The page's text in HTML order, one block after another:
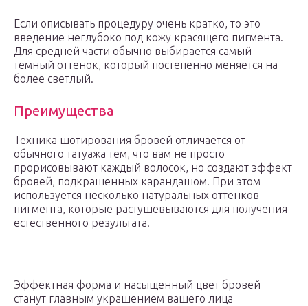
Если описывать процедуру очень кратко, то это
введение неглубоко под кожу красящего пигмента.
Для средней части обычно выбирается самый
темный оттенок, который постепенно меняется на
более светлый.
Преимущества
Техника шотирования бровей отличается от
обычного татуажа тем, что вам не просто
прорисовывают каждый волосок, но создают эффект
бровей, подкрашенных карандашом. При этом
используется несколько натуральных оттенков
пигмента, которые растушевываются для получения
естественного результата.
Эффектная форма и насыщенный цвет бровей
станут главным украшением вашего лица